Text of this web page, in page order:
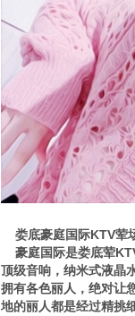
娄底豪庭国际KTV荤
豪庭国际是娄底荤
顶级音响，纳米式液晶
拥有各色丽人，绝对让
地的丽人都是经过精挑